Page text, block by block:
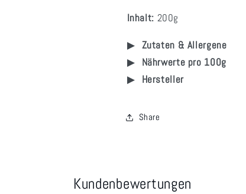
Inhalt: 200g
Zutaten & Allergene
Nährwerte pro 100g
Hersteller
Share
Kundenbewertungen